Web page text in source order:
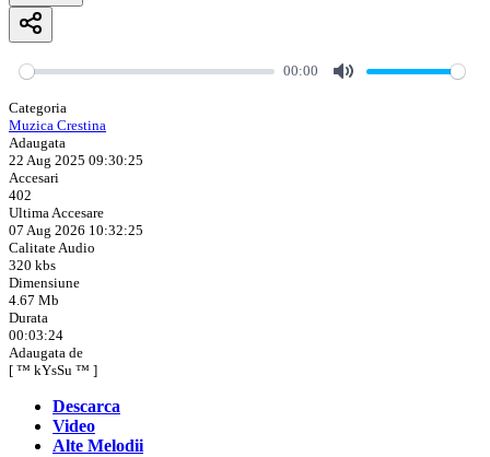
00:00
Categoria
Muzica Crestina
Adaugata
22 Aug 2025 09:30:25
Accesari
402
Ultima Accesare
07 Aug 2026 10:32:25
Calitate Audio
320 kbs
Dimensiune
4.67 Mb
Durata
00:03:24
Adaugata de
[ ™ kYsSu ™ ]
Descarca
Video
Alte Melodii